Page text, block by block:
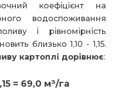
коефіцієнт на
водоспоживання
і рівномірність
близько 1,10 - 1,15.
картоплі дорівнює:
= 69,0 м³/га